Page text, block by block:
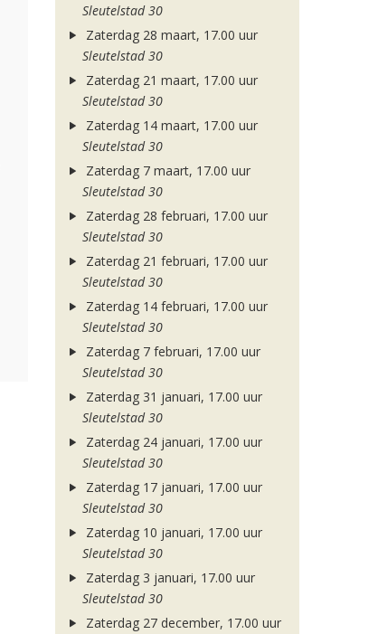
Sleutelstad 30
Zaterdag 28 maart, 17.00 uur
Sleutelstad 30
Zaterdag 21 maart, 17.00 uur
Sleutelstad 30
Zaterdag 14 maart, 17.00 uur
Sleutelstad 30
Zaterdag 7 maart, 17.00 uur
Sleutelstad 30
Zaterdag 28 februari, 17.00 uur
Sleutelstad 30
Zaterdag 21 februari, 17.00 uur
Sleutelstad 30
Zaterdag 14 februari, 17.00 uur
Sleutelstad 30
Zaterdag 7 februari, 17.00 uur
Sleutelstad 30
Zaterdag 31 januari, 17.00 uur
Sleutelstad 30
Zaterdag 24 januari, 17.00 uur
Sleutelstad 30
Zaterdag 17 januari, 17.00 uur
Sleutelstad 30
Zaterdag 10 januari, 17.00 uur
Sleutelstad 30
Zaterdag 3 januari, 17.00 uur
Sleutelstad 30
Zaterdag 27 december, 17.00 uur